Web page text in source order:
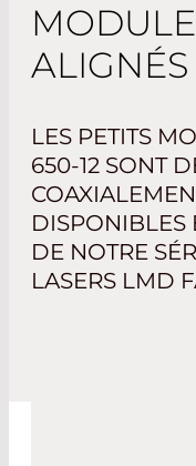
LES PETITS
650-12 SONT
DISPONIBLES
DE NOTRE
LASERS LMD